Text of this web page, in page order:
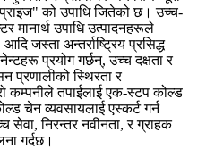
को उपाधि जितेको छ। उच्च-
मानार्थ उपाधि उत्पादनहरूले
जस्ता अन्तर्राष्ट्रिय प्रसिद्ध
प्रयोग गर्छन्, उच्च दक्षता र
प्रणालीको स्थिरता र
कम्पनीले तपाईंलाई एक-स्टप कोल्ड
चेन व्यवसायलाई एस्कर्ट गर्न
निरन्तर नवीनता, र ग्राहक
गर्दछ।